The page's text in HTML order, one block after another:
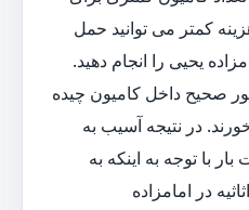
کمتر می توانید حمل
یحیی را انجام دهید.
صحیح داخل کامیون چیده
در نتیجه آسیب به
با توجه به اینکه به
در امامزاده